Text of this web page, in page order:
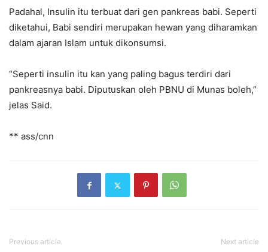
Padahal, Insulin itu terbuat dari gen pankreas babi. Seperti
diketahui, Babi sendiri merupakan hewan yang diharamkan
dalam ajaran Islam untuk dikonsumsi.
“Seperti insulin itu kan yang paling bagus terdiri dari
pankreasnya babi. Diputuskan oleh PBNU di Munas boleh,”
jelas Said.
** ass/cnn
Previous article Next article